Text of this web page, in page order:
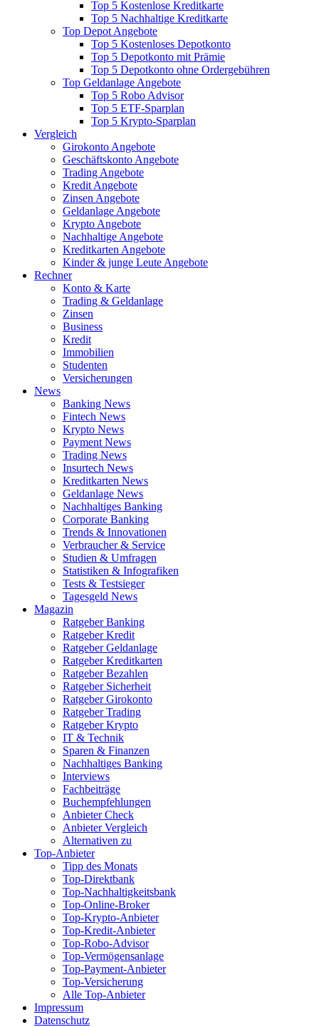
Top 5 Kostenlose Kreditkarte
Top 5 Nachhaltige Kreditkarte
Top Depot Angebote
Top 5 Kostenloses Depotkonto
Top 5 Depotkonto mit Prämie
Top 5 Depotkonto ohne Ordergebühren
Top Geldanlage Angebote
Top 5 Robo Advisor
Top 5 ETF-Sparplan
Top 5 Krypto-Sparplan
Vergleich
Girokonto Angebote
Geschäftskonto Angebote
Trading Angebote
Kredit Angebote
Zinsen Angebote
Geldanlage Angebote
Krypto Angebote
Nachhaltige Angebote
Kreditkarten Angebote
Kinder & junge Leute Angebote
Rechner
Konto & Karte
Trading & Geldanlage
Zinsen
Business
Kredit
Immobilien
Studenten
Versicherungen
News
Banking News
Fintech News
Krypto News
Payment News
Trading News
Insurtech News
Kreditkarten News
Geldanlage News
Nachhaltiges Banking
Corporate Banking
Trends & Innovationen
Verbraucher & Service
Studien & Umfragen
Statistiken & Infografiken
Tests & Testsieger
Tagesgeld News
Magazin
Ratgeber Banking
Ratgeber Kredit
Ratgeber Geldanlage
Ratgeber Kreditkarten
Ratgeber Bezahlen
Ratgeber Sicherheit
Ratgeber Girokonto
Ratgeber Trading
Ratgeber Krypto
IT & Technik
Sparen & Finanzen
Nachhaltiges Banking
Interviews
Fachbeiträge
Buchempfehlungen
Anbieter Check
Anbieter Vergleich
Alternativen zu
Top-Anbieter
Tipp des Monats
Top-Direktbank
Top-Nachhaltigkeitsbank
Top-Online-Broker
Top-Krypto-Anbieter
Top-Kredit-Anbieter
Top-Robo-Advisor
Top-Vermögensanlage
Top-Payment-Anbieter
Top-Versicherung
Alle Top-Anbieter
Impressum
Datenschutz